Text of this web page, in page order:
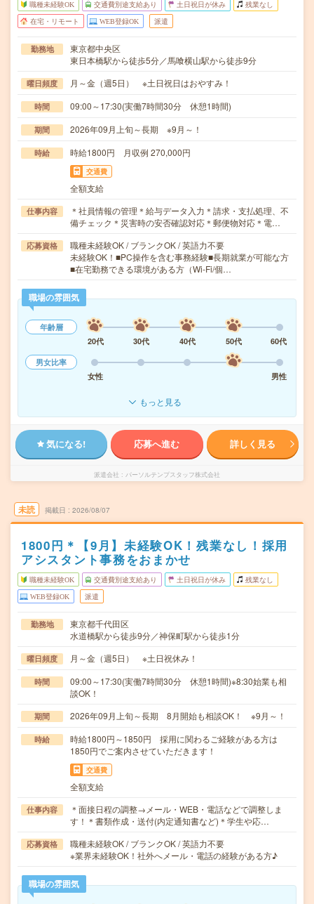
職種未経験OK 交通費別途支給あり 土日祝日が休み 残業なし
在宅・リモート WEB登録OK 派遣
勤務地
東京都中央区
東日本橋駅から徒歩5分／馬喰横山駅から徒歩9分
曜日頻度 月～金（週5日） ※土日祝日はおやすみ！
時間 09:00～17:30(実働7時間30分 休憩1時間)
期間 2026年09月上旬～長期 ※9月～！
時給 時給1800円 月収例 270,000円
交通費
全額支給
仕事内容
＊社員情報の管理＊給与データ入力＊請求・支払処理、不
備チェック＊災害時の安否確認対応＊郵便物対応＊電…
応募資格
職種未経験OK / ブランクOK / 英語力不要
未経験OK！■PC操作を含む事務経験■長期就業が可能な方
■在宅勤務できる環境がある方（Wi-Fi/個…
職場の雰囲気
年齢層
20代
30代 40代 50代
60代
男女比率
女性
男性
もっと見る
気になる! 応募へ進む 詳しく見る
派遣会社 パーソルテンプスタッフ株式会社
未読 掲載日 2026/08/07
1800円＊【9月】未経験OK！残業なし！採用
アシスタント事務をおまかせ
職種未経験OK 交通費別途支給あり 土日祝日が休み 残業なし
WEB登録OK 派遣
勤務地
東京都千代田区
水道橋駅から徒歩9分／神保町駅から徒歩1分
曜日頻度 月～金（週5日） ※土日祝休み！
時間
09:00～17:30(実働7時間30分 休憩1時間)※8:30始業も相
談OK！
期間 2026年09月上旬～長期 8月開始も相談OK！ ※9月～！
時給
時給1800円～1850円 採用に関わるご経験がある方は
1850円でご案内させていただきます！
交通費
全額支給
仕事内容
＊面接日程の調整→メール・WEB・電話などで調整しま
す！＊書類作成・送付(内定通知書など)＊学生や応…
応募資格
職種未経験OK / ブランクOK / 英語力不要
※業界未経験OK！社外へメール・電話の経験がある方♪
職場の雰囲気